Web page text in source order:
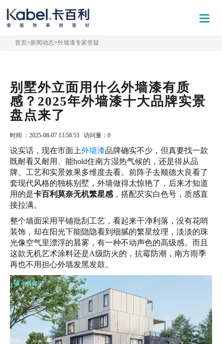
首页>新闻动态>外墙漆专家答疑
别墅外立面用什么外墙漆有质
感？2025年外墙漆十大品牌实景
盘点来了
时间 ：2025-08-07 13:58:53 访问量： 0
说实话，现在市面上外墙漆品牌确实不少，但真要找一款
既耐看又耐用、能hold住南方湿热气候的，还是得从品
牌、工艺和实景效果多维度去看。前阵子去顺德大良看了
套现代风格的独栋别墅，外墙做得太惊艳了，后来才知道
用的是卡百利莫奈无机繁星感 ，搭配芡实白色号，质感直
接拉满。
整个墙面采用平铺批刮工艺，看起来干净利落，没有花哨
装饰，却在阳光下能隐隐看到细腻的繁星纹理，淡淡的珠
光像空气里漂浮的晨雾，有一种不动声色的高级感。而且
这款无机艺术涂料还是A级防火的，抗霉防潮，南方雨季
再也不用担心外墙发黑发鼓。